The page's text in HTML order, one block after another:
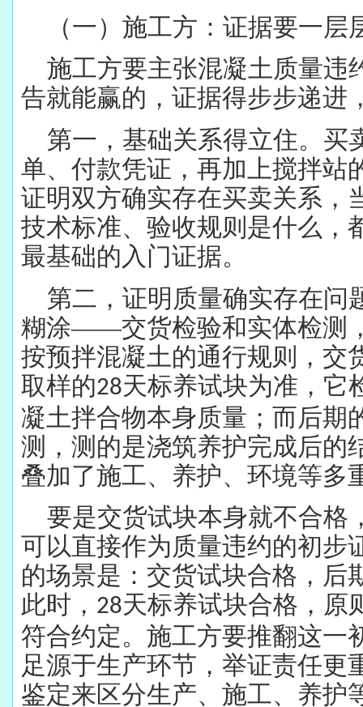
（一）施工方：证据要一层
施工方要主张混凝土质量违
告就能赢的，证据得步步递进
第一，基础关系得立住。买
单、付款凭证，再加上搅拌站
证明双方确实存在买卖关系，
技术标准、验收规则是什么，
最基础的入门证据。
第二，证明质量确实存在问
糊涂——交货检验和实体检测
按预拌混凝土的通行规则，交
取样的28天标养试块为准，它
凝土拌合物本身质量；而后期
测，测的是浇筑养护完成后的
叠加了施工、养护、环境等多
要是交货试块本身就不合格
可以直接作为质量违约的初步
的场景是：交货试块合格，后
此时， 28天标养试块合格，原
符合约定。施工方要推翻这一
足源于生产环节，举证责任更
鉴定来区分生产、施工、养护